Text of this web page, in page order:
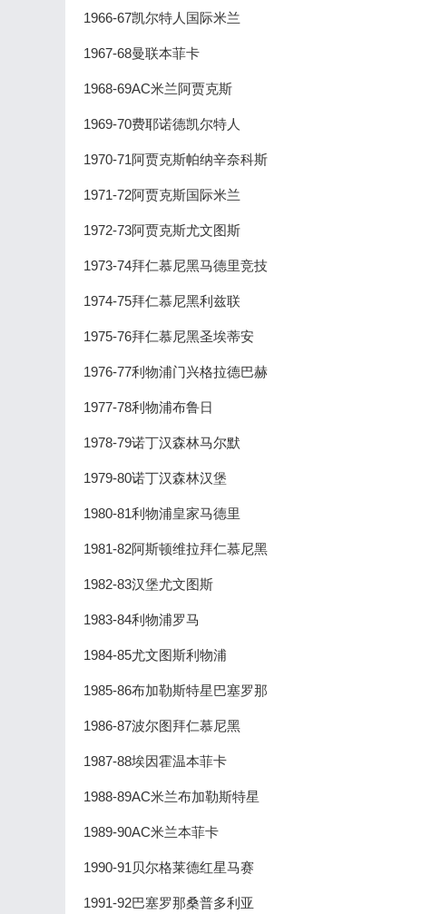
1966-67凯尔特人国际米兰
1967-68曼联本菲卡
1968-69AC米兰阿贾克斯
1969-70费耶诺德凯尔特人
1970-71阿贾克斯帕纳辛奈科斯
1971-72阿贾克斯国际米兰
1972-73阿贾克斯尤文图斯
1973-74拜仁慕尼黑马德里竞技
1974-75拜仁慕尼黑利兹联
1975-76拜仁慕尼黑圣埃蒂安
1976-77利物浦门兴格拉德巴赫
1977-78利物浦布鲁日
1978-79诺丁汉森林马尔默
1979-80诺丁汉森林汉堡
1980-81利物浦皇家马德里
1981-82阿斯顿维拉拜仁慕尼黑
1982-83汉堡尤文图斯
1983-84利物浦罗马
1984-85尤文图斯利物浦
1985-86布加勒斯特星巴塞罗那
1986-87波尔图拜仁慕尼黑
1987-88埃因霍温本菲卡
1988-89AC米兰布加勒斯特星
1989-90AC米兰本菲卡
1990-91贝尔格莱德红星马赛
1991-92巴塞罗那桑普多利亚